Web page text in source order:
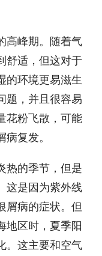
高峰期。随着气
舒适，但这对于
的环境更易滋生
题，并且很容易
花粉飞散，可能
复发。
热的季节，但是
这是因为紫外线
屑病的症状。但
地区时，夏季阳
。这主要和空气